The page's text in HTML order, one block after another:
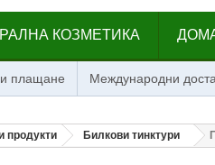
КОЗМЕТИКА
и плащане Международни
продукти Билкови тинктури